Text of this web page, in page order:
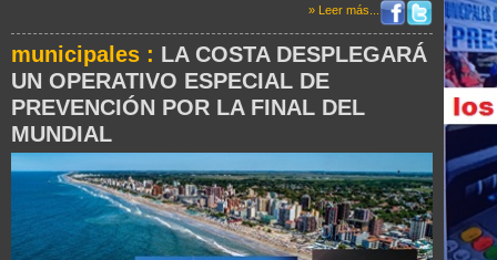
» Leer más...
municipales : LA COSTA DESPLEGARÁ
UN OPERATIVO ESPECIAL DE
PREVENCIÓN POR LA FINAL DEL
MUNDIAL